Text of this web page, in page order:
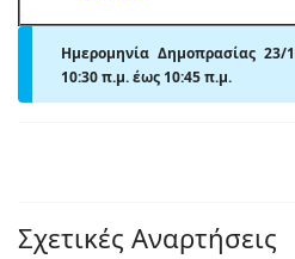
Ημερομηνία Δημοπρασίας 23/
10:30 π.μ.έως 10:45π.μ.
Σχετικές Αναρτήσεις